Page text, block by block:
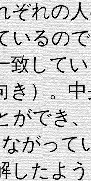
ぞれの
いるの
致して
き）。
ができ
がって
したよ